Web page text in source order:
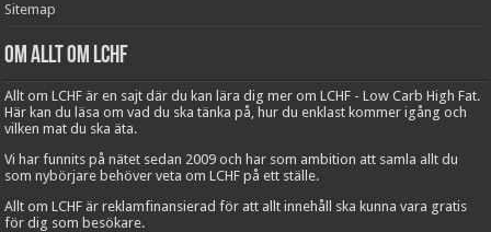
Sitemap
Om Allt om LCHF
Allt om LCHF är en sajt där du kan lära dig mer om LCHF - Low Carb High Fat.
Här kan du läsa om vad du ska tänka på, hur du enklast kommer igång och
vilken mat du ska äta.
Vi har funnits på nätet sedan 2009 och har som ambition att samla allt du
som nybörjare behöver veta om LCHF på ett ställe.
Allt om LCHF är reklamfinansierad för att allt innehåll ska kunna vara gratis
för dig som besökare.